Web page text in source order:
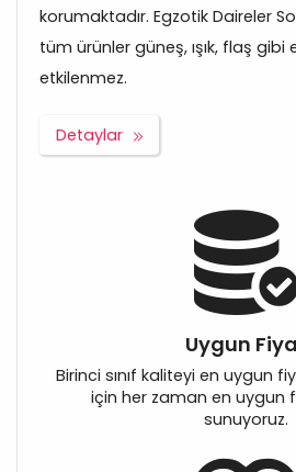
korumaktadır. Egzotik Daireler
tüm ürünler güneş, ışık, flaş gibi
etkilenmez.
Detaylar
Uygun
Birinci sınıf kaliteyi en uygun
için her zaman en uygun
sunuyoruz.